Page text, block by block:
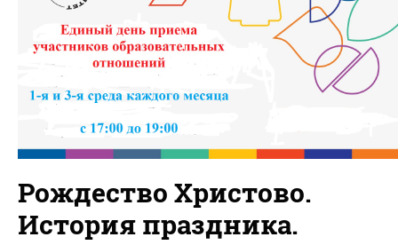
Рождество Христово.
История праздника.